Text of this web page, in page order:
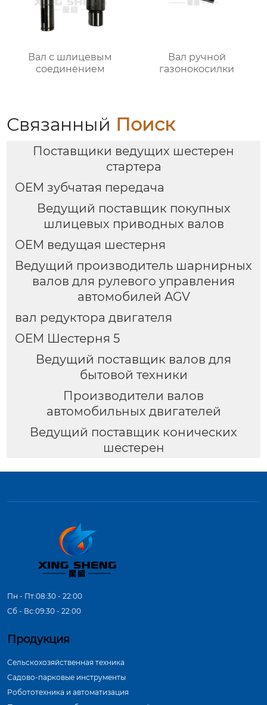
Вал с шлицевым
соединением
Вал ручной
газонокосилки
Связанный Поиск
Поставщики ведущих шестерен
стартера
OEM зубчатая передача
Ведущий поставщик покупных
шлицевых приводных валов
OEM ведущая шестерня
Ведущий производитель шарнирных
валов для рулевого управления
автомобилей AGV
вал редуктора двигателя
OEM Шестерня 5
Ведущий поставщик валов для
бытовой техники
Производители валов
автомобильных двигателей
Ведущий поставщик конических
шестерен
Пн - Пт:08:30 - 22:00
Сб - Вс:09:30 - 22:00
Продукция
Сельскохозяйственная техника
Садово-парковые инструменты
Робототехника и автоматизация